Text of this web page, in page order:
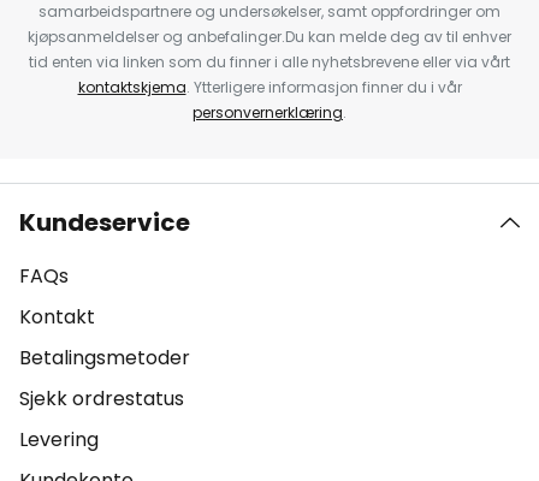
samarbeidspartnere og undersøkelser, samt oppfordringer om
kjøpsanmeldelser og anbefalinger.Du kan melde deg av til enhver
tid enten via linken som du finner i alle nyhetsbrevene eller via vårt
kontaktskjema. Ytterligere informasjon finner du i vår
personvernerklæring.
Kundeservice
FAQs
Kontakt
Betalingsmetoder
Sjekk ordrestatus
Levering